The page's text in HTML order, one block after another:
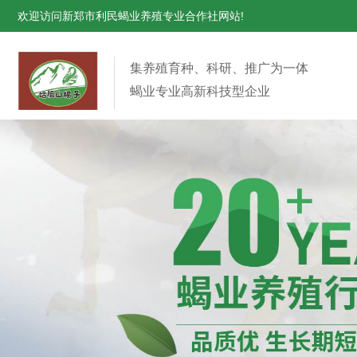
欢迎访问新郑市利民蝎业养殖专业合作社网站!
集养殖育种、科研、推广为一体
蝎业专业高新科技型企业